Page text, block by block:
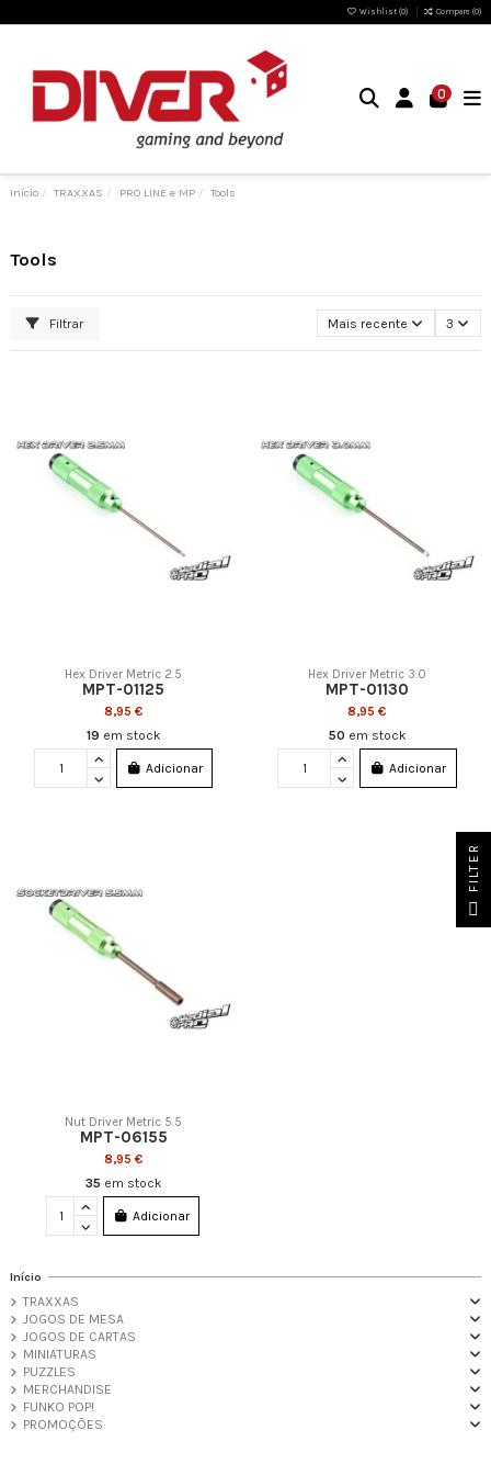
Wishlist (0) Compare (0)
0
Início TRAXXAS PRO LINE e MP Tools
Tools
Filtrar Mais recente 3
Hex Driver Metric 2.5
MPT-01125
8,95 €
19 em stock
Adicionar
Hex Driver Metric 3.0
MPT-01130
8,95 €
50 em stock
Adicionar
Nut Driver Metric 5.5
MPT-06155
8,95 €
35 em stock
Adicionar
Início
TRAXXAS
JOGOS DE MESA
JOGOS DE CARTAS
MINIATURAS
PUZZLES
MERCHANDISE
FUNKO POP!
PROMOÇÕES
FILTER